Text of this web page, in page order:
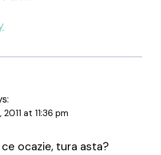
at 11:36 pm
ocazie, tura asta?